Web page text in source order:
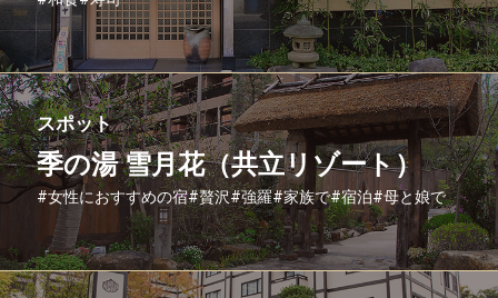
スポット
季の湯 雪月花（共立リゾート）
#女性におすすめの宿#贅沢#強羅#家族で#宿泊#母と娘で